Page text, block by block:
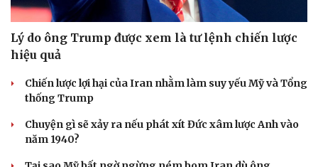
Lý do ông Trump được xem là tư lệnh chiến lược
hiệu quả
Chiến lược lợi hại của Iran nhằm làm suy yếu Mỹ và Tổng
thống Trump
Chuyện gì sẽ xảy ra nếu phát xít Đức xâm lược Anh vào
năm 1940?